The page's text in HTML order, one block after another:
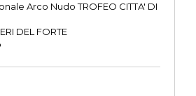
Arco Nudo TROFEO CITTA' DI
DEL FORTE